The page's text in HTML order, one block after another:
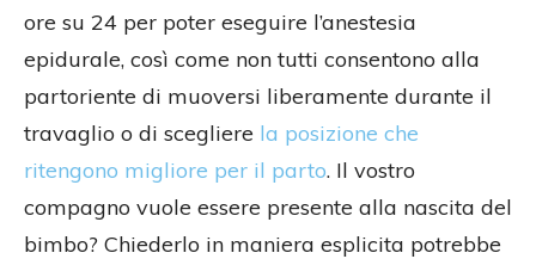
ore su 24 per poter eseguire l’anestesia
epidurale, così come non tutti consentono alla
partoriente di muoversi liberamente durante il
travaglio o di scegliere la posizione che
ritengono migliore per il parto. Il vostro
compagno vuole essere presente alla nascita del
bimbo? Chiederlo in maniera esplicita potrebbe